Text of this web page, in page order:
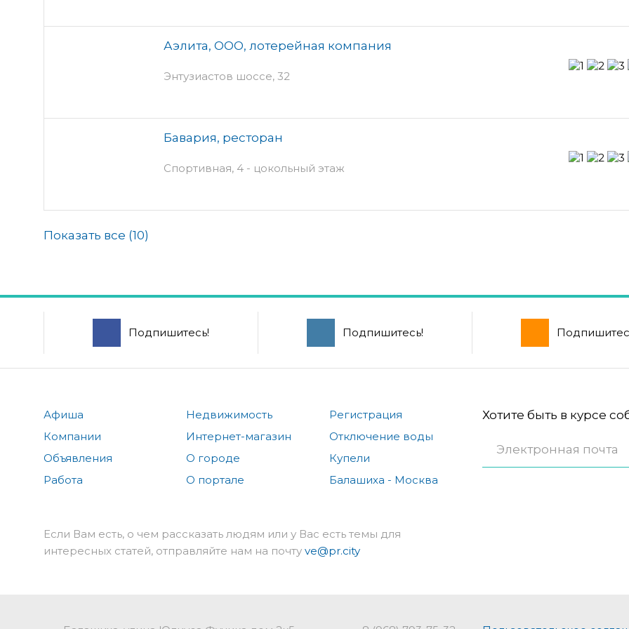
Аэлита, ООО, лотерейная компания
Энтузиастов шоссе, 32
Бавария, ресторан
Спортивная, 4 - цокольный этаж
Показать все (10)
Подпишитесь! Подпишитесь!
Афиша
Компании
Объявления
Работа
Недвижимость
Интернет-магазин
О городе
О портале
Регистрация
Отключение воды
Купели
Балашиха - Москва
Хотите быть в курсе
Если Вам есть, о чем рассказать людям или у Вас есть темы для
интересных статей, отправляйте нам на почту ve@pr.city